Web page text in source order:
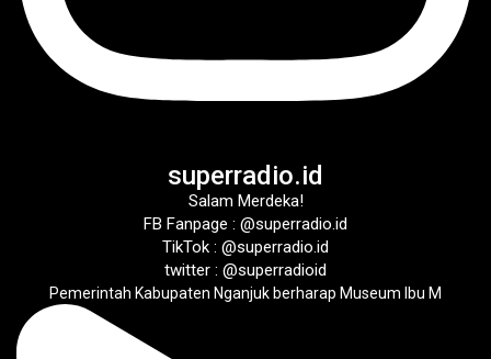
superradio.id
Salam Merdeka!
FB Fanpage : @superradio.id
TikTok : @superradio.id
twitter : @superradioid
Pemerintah Kabupaten Nganjuk berharap Museum Ibu M